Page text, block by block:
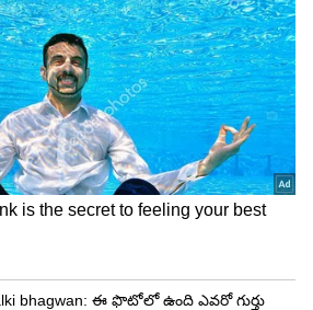
ఎన్ని రికార్డులున్నా
ఐదుగురు
!